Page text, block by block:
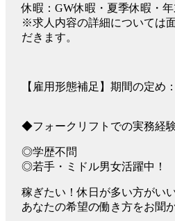
休暇：GW休暇・夏季休暇・
※求人内容の詳細については
だきます。
【雇用形態補足】期間の定め
◆フォークリフトでの実務経
◎学歴不問
◎若手・ミドル男女活躍中！
稼ぎたい！休日が多い方がい
あなたの希望の働き方をお聞